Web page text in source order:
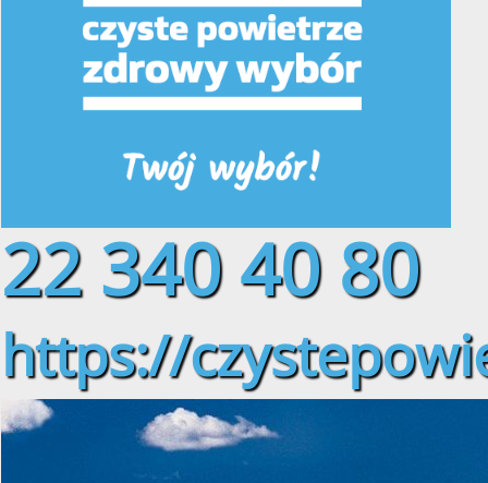
22 340 40 80
https://